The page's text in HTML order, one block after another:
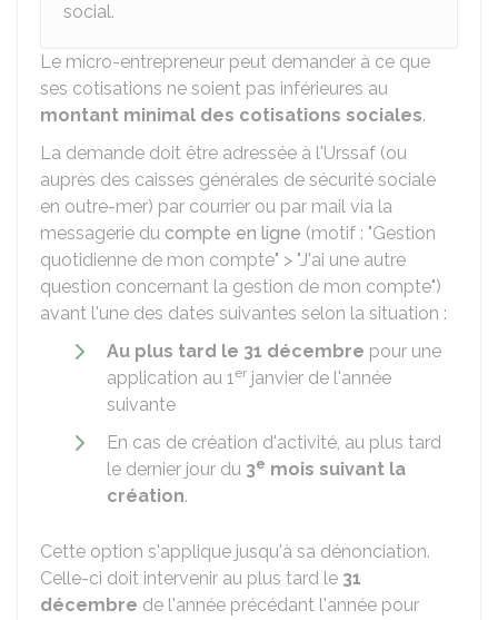
social.
Le micro-entrepreneur peut demander à ce que
ses cotisations ne soient pas inférieures au
montant minimal des cotisations sociales.
La demande doit être adressée à l'Urssaf (ou
auprès des caisses générales de sécurité sociale
en outre-mer) par courrier ou par mail via la
messagerie du compte en ligne (motif : "Gestion
quotidienne de mon compte" > "J'ai une autre
question concernant la gestion de mon compte")
avant l'une des dates suivantes selon la situation :
Au plus tard le 31 décembre pour une
application au 1er janvier de l'année
suivante
En cas de création d'activité, au plus tard
le dernier jour du 3e mois suivant la
création.
Cette option s'applique jusqu'à sa dénonciation.
Celle-ci doit intervenir au plus tard le 31
décembre de l'année précédant l'année pour